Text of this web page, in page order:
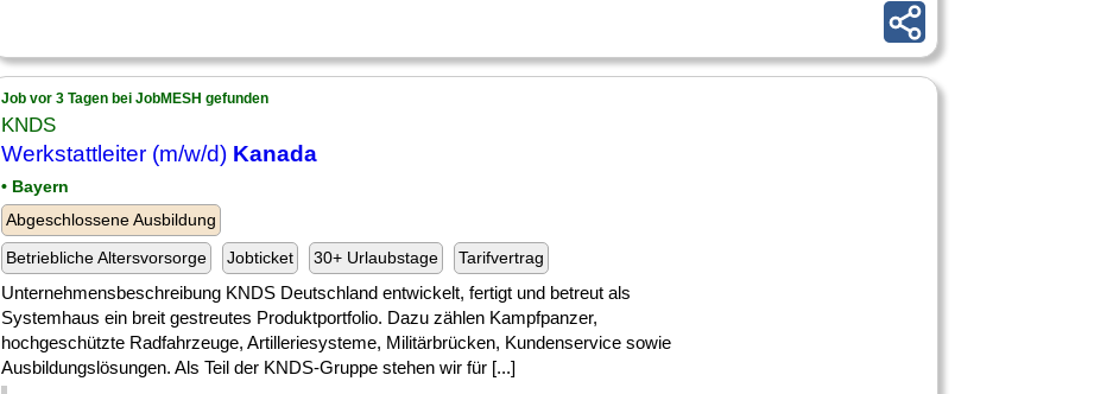
Job vor 3 Tagen bei JobMESH gefunden
KNDS
Werkstattleiter (m/w/d) Kanada
• Bayern
Abgeschlossene Ausbildung
Betriebliche Altersvorsorge
Jobticket 30+ Urlaubstage Tarifvertrag
Unternehmensbeschreibung KNDS Deutschland entwickelt, fertigt und betreut als
Systemhaus ein breit gestreutes Produktportfolio. Dazu zählen Kampfpanzer,
hochgeschützte Radfahrzeuge, Artilleriesysteme, Militärbrücken, Kundenservice sowie
Ausbildungslösungen. Als Teil der KNDS-Gruppe stehen wir für [...]